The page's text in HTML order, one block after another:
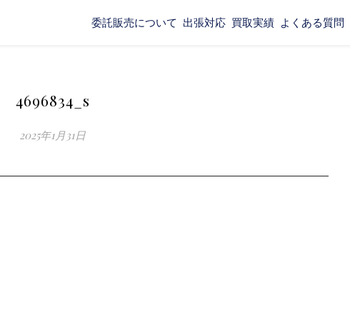
委託販売について 出張対応 買取実績 よくある質問
4696834_s
2025年1月31日